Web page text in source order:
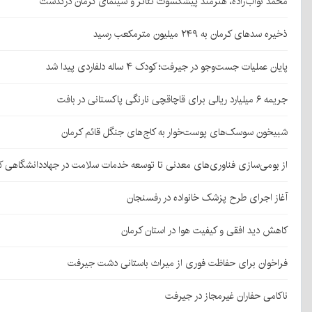
ذخیره سدهای کرمان به ۲۴۹ میلیون مترمکعب رسید
پایان عملیات جست‌وجو در جیرفت؛ کودک ۴ ساله دلفاردی پیدا شد
جریمه ۶ میلیارد ریالی برای قاچاقچی نارنگی پاکستانی در بافت
شبیخون سوسک‌های پوست‌خوار به کاج‌های جنگل قائم کرمان
از بومی‌سازی فناوری‌های معدنی تا توسعه خدمات سلامت در جهاددانشگاهی
آغاز اجرای طرح پزشک خانواده در رفسنجان
کاهش دید افقی و کیفیت هوا در استان کرمان
فراخوان برای حفاظت فوری از میراث باستانی دشت جیرفت
ناکامی حفاران غیرمجاز در جیرفت